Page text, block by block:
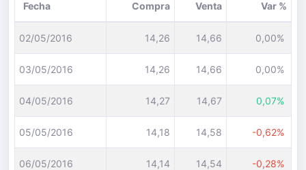
Fecha Compra Venta Var %
02/05/2016 14,26 14,66 0,00%
03/05/2016 14,26 14,66 0,00%
04/05/2016 14,27 14,67 0,07%
05/05/2016 14,18 14,58 -0,62%
06/05/2016 14,14 14,54 -0,28%